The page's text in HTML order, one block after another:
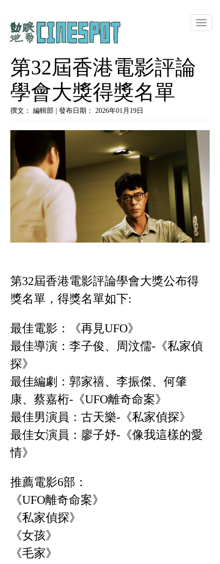
Toggle
第32屆香港電影評論
學會大獎得獎名單
撰文： 編輯部 | 發布日期： 2026年01月19日
第32屆香港電影評論學會大獎公布得
獎名單，得獎名單如下:
最佳電影：《再見UFO》
最佳導演：李子俊、周汶儒-《私家偵
探》
最佳編劇：郭家禧、李振傑、何肇
康、蔡嘉桁-《UFO離奇命案》
最佳男演員：古天樂-《私家偵探》
最佳女演員：廖子妤-《像我這樣的愛
情》
推薦電影6部：
《UFO離奇命案》
《私家偵探》
《女孩》
《毛家》